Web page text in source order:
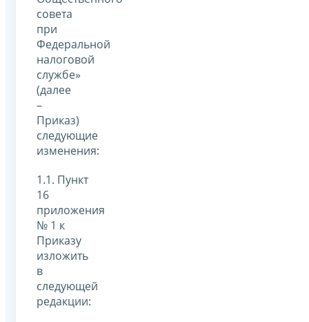
совета
при
Федеральной
налоговой
службе»
(далее
–
Приказ)
следующие
изменения:
1.1. Пункт
16
приложения
№ 1 к
Приказу
изложить
в
следующей
редакции: